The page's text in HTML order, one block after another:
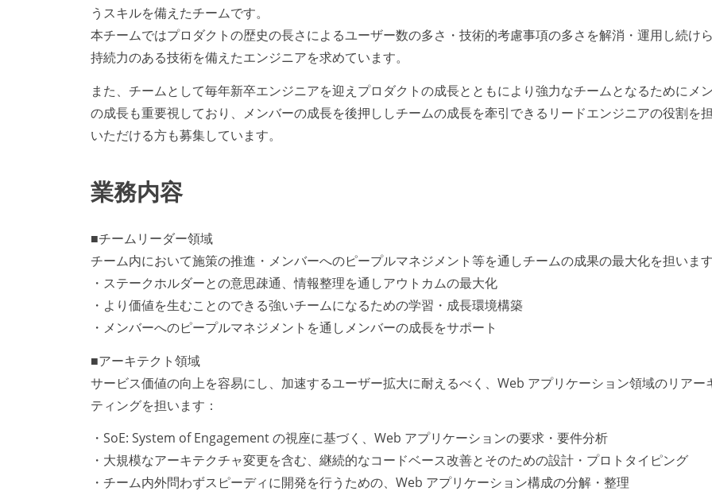
うスキルを備えたチームです。
本チームではプロダクトの歴史の長さによるユーザー数の多さ・技術的考慮事項の多さを解消・運用し続け
持続力のある技術を備えたエンジニアを求めています。
また、チームとして毎年新卒エンジニアを迎えプロダクトの成長とともにより強力なチームとなるためにメ
の成長も重要視しており、メンバーの成長を後押ししチームの成長を牽引できるリードエンジニアの役割を
いただける方も募集しています。
業務内容
■チームリーダー領域
チーム内において施策の推進・メンバーへのピープルマネジメント等を通しチームの成果の最大化を担いま
・ステークホルダーとの意思疎通、情報整理を通しアウトカムの最大化
・より価値を生むことのできる強いチームになるための学習・成長環境構築
・メンバーへのピープルマネジメントを通しメンバーの成長をサポート
■アーキテクト領域
サービス価値の向上を容易にし、加速するユーザー拡大に耐えるべく、Web アプリケーション領域のリアー
ティングを担います：
・SoE: System of Engagement の視座に基づく、Web アプリケーションの要求・要件分析
・大規模なアーキテクチャ変更を含む、継続的なコードベース改善とそのための設計・プロトタイピング
・チーム内外問わずスピーディに開発を行うための、Web アプリケーション構成の分解・整理